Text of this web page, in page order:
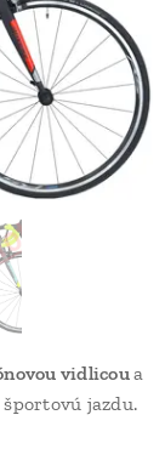
vidlicoua
jazdu.